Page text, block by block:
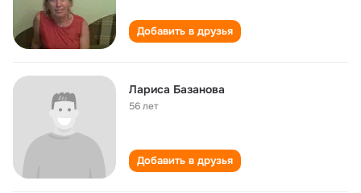
Добавить в друзья
Лариса Базанова
56 лет
Добавить в друзья